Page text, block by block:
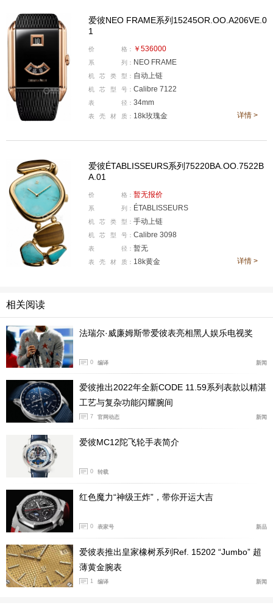
动，最重量级的作品，爱彼150 Heritage超卓复杂功能怀
表就在这里。
李梦超：如果谈及爱彼现代作品里复杂天花板级别的代表
作，放在今年之前，大家公认的标杆必然是RD#4。但随
到了这只分量最重、意义非凡，全球仅限量发售两只的15
0 HERITAGE超卓复杂功能怀表上。
炎弹平：爱彼在这块怀表的双面表盘上展现47项钟表功
能，包含30项复杂功能，比如，三问报时、万年历、双追
针计时和陀飞轮。整枚Calibre 1150机芯由1099枚零件组
成。
爱彼NEO FRAME系列15245OR.OO.A206VE.0
1
价 格： ￥536000
系 列： NEO FRAME
机 芯 类 型： 自动上链
机 芯 型 号： Calibre 7122
表 径： 34mm
表 壳 材 质： 18k玫瑰金 详情 >
爱彼ÉTABLISSEURS系列75220BA.OO.7522B
A.01
价 格： 暂无报价
系 列： ÉTABLISSEURS
机 芯 类 型： 手动上链
机 芯 型 号： Calibre 3098
表 径： 暂无
表 壳 材 质： 18k黄金 详情 >
相关阅读
法瑞尔·威廉姆斯带爱彼表亮相黑人娱乐电视奖
0 编译 新闻
爱彼推出2022年全新CODE 11.59系列表款以精湛
工艺与复杂功能闪耀腕间
7 官网动态 新闻
爱彼MC12陀飞轮手表简介
0 转载
红色魔力“神级王炸”，带你开运大吉
0 表家号 新品
爱彼表推出皇家橡树系列Ref. 15202 “Jumbo” 超
薄黄金腕表
1 编译 新闻